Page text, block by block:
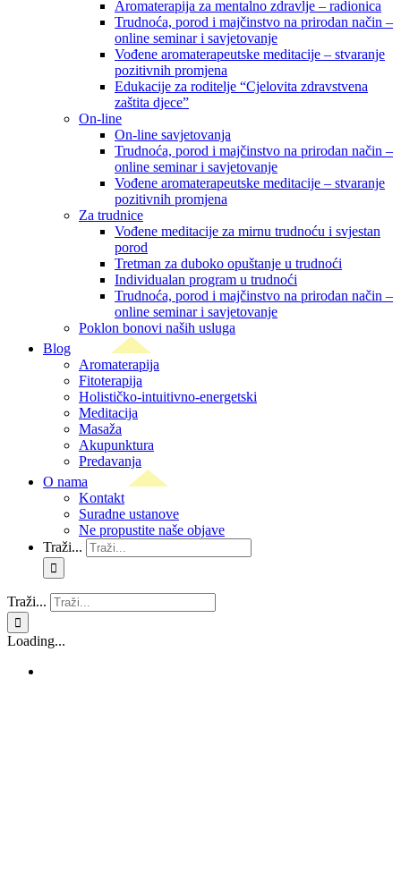
Aromaterapija za mentalno zdravlje – radionica
Trudnoća, porod i majčinstvo na prirodan način –
online seminar i savjetovanje
Vođene aromaterapeutske meditacije – stvaranje
pozitivnih promjena
Edukacije za roditelje “Cjelovita zdravstvena
zaštita djece”
On-line
On-line savjetovanja
Trudnoća, porod i majčinstvo na prirodan način –
online seminar i savjetovanje
Vođene aromaterapeutske meditacije – stvaranje
pozitivnih promjena
Za trudnice
Vođene meditacije za mirnu trudnoću i svjestan
porod
Tretman za duboko opuštanje u trudnoći
Individualan program u trudnoći
Trudnoća, porod i majčinstvo na prirodan način –
online seminar i savjetovanje
Poklon bonovi naših usluga
Blog
Aromaterapija
Fitoterapija
Holističko-intuitivno-energetski
Meditacija
Masaža
Akupunktura
Predavanja
O nama
Kontakt
Suradne ustanove
Ne propustite naše objave
Traži...
Traži...
Loading...